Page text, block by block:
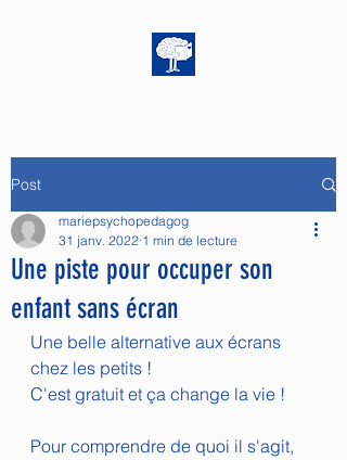
Post
Une piste pour occuper son
enfant sans écran
mariepsychopedagog
31 janv. 2022 1 min de lecture
Une belle alternative aux écrans
chez les petits !
C'est gratuit et ça change la vie !
Pour comprendre de quoi il s'agit,